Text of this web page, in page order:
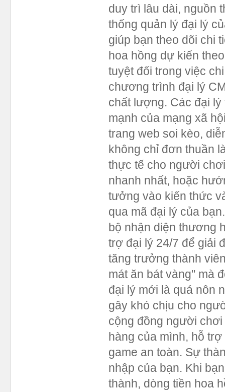
duy trì lâu dài, nguồn
thống quản lý đại lý
giúp bạn theo dõi chi
hoa hồng dự kiến
tuyệt đối trong việc
chương trình đại lý
chất lượng. Các đại
mạnh của mạng xã
trang web soi kèo,
không chỉ đơn thuần
thực tế cho người
nhanh nhất, hoặc
tưởng vào kiến thức
qua mã đại lý của
bộ nhận diện thương
trợ đại lý 24/7 để giải
tăng trưởng thành
mát ăn bát vàng" mà
đại lý mới là quá nôn
gây khó chịu cho
cộng đồng người
hàng của mình, hỗ
game an toàn. Sự
nhập của bạn. Khi
thành, dòng tiền hoa